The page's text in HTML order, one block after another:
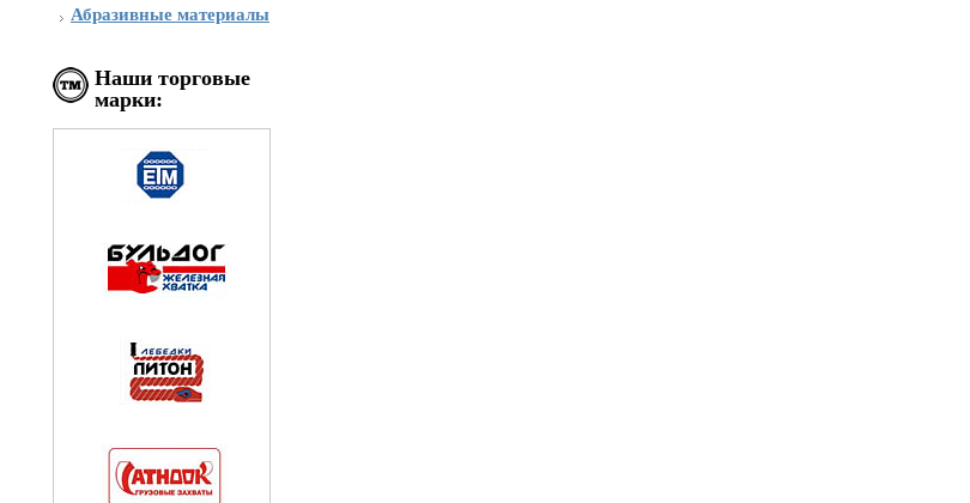
Абразивные материалы
Наши торговые
марки: